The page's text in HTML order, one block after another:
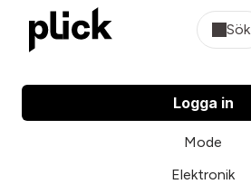
Sök
Logga in
Mode
Elektronik